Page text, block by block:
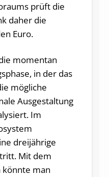
prüft die
daher die
Euro.
momentan
in der das
mögliche
Ausgestaltung
Im
dreijährige
Mit dem
könnte man